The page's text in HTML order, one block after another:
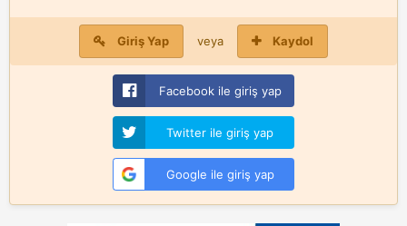
Giriş Yap veya Kaydol
Facebook ile giriş yap
Twitter ile giriş yap
Google ile giriş yap